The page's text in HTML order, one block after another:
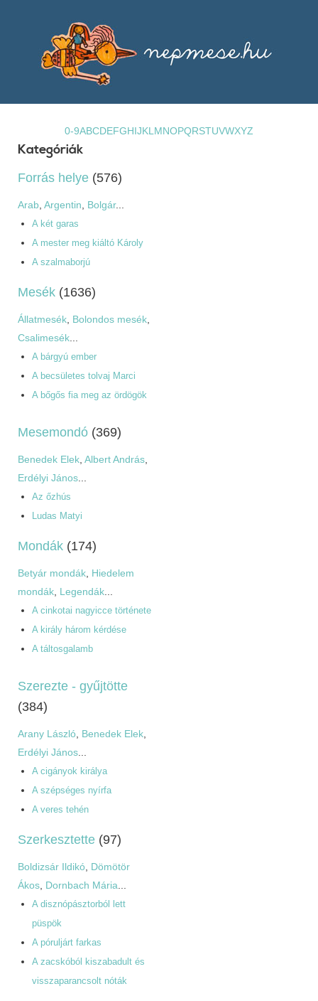
0-9ABCDEFGHIJKL MNOPQRSTUVWXYZ
Kategóriák
Forrás helye (576)
Arab Argentin Bolgár...
A két garas
A mester meg kiáltó Károly
A szalmaborjú
Mesék (1636)
Állatmesék Bolondos mesék
Csalimesék
A bárgyú ember
A becsületes tolvaj Marci
A bőgős fia meg az ördögök
Mesemondó (369)
Benedek Elek Albert András
Erdélyi János
Az őzhús
Ludas Matyi
Mondák (174)
Betyár mondák Hiedelem
mondák Legendák
A cinkotai nagyicce története
A király három kérdése
A táltosgalamb
Szerezte - gyűjtötte
(384)
Arany László Benedek Elek
Erdélyi János
A cigányok királya
A szépséges nyírfa
A veres tehén
Szerkesztette (97)
Boldizsár Ildikó Dömötör
Ákos Dornbach Mária
A disznópásztorból lett
püspök
A póruljárt farkas
A zacskóból kiszabadult és
visszaparancsolt nóták